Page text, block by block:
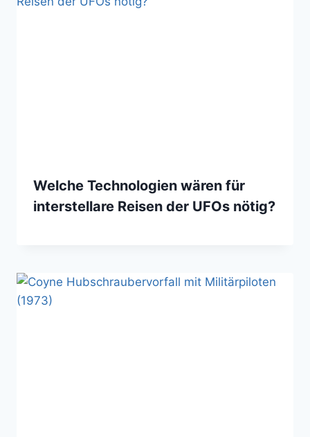
Welche Technologien wären für
interstellare Reisen der UFOs nötig?